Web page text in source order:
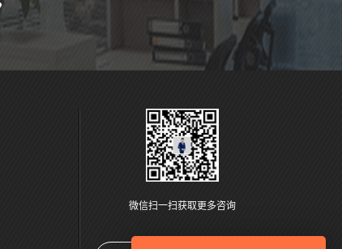
微信扫一扫获取更多咨询